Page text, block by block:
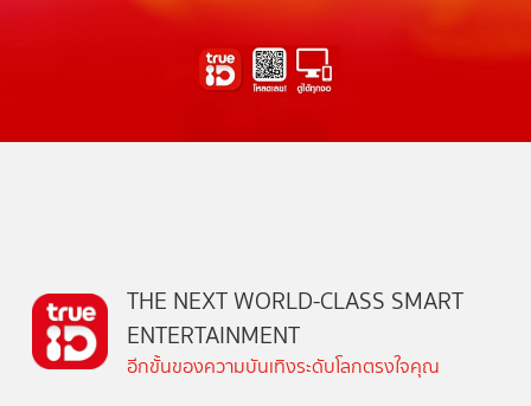
THE NEXT WORLD-CLASS SMART
ENTERTAINMENT
อีกขั้นของความบันเทิงระดับโลกตรงใจคุณ